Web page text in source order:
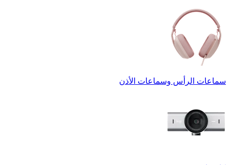
سماعات الرأس وسماعات الأذن